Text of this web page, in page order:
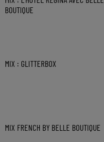
BOUTIQUE
MIX : GLITTERBOX
MIX FRENCH BY BELLE BOUTIQUE